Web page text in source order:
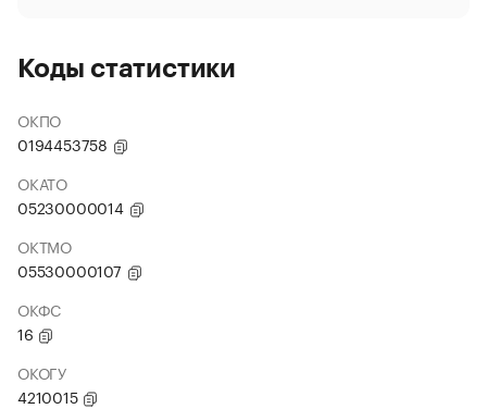
Коды статистики
ОКПО
0194453758
ОКАТО
05230000014
ОКТМО
05530000107
ОКФС
16
ОКОГУ
4210015